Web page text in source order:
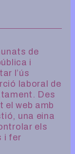
de
i
l’ús
laboral de
Des
el web amb
una eina
els
i fer